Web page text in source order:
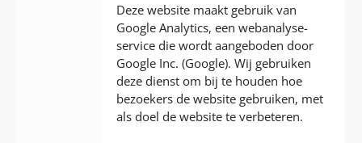
Deze website maakt gebruik van
Google Analytics, een webanalyse-
service die wordt aangeboden door
Google Inc. (Google). Wij gebruiken
deze dienst om bij te houden hoe
bezoekers de website gebruiken, met
als doel de website te verbeteren.